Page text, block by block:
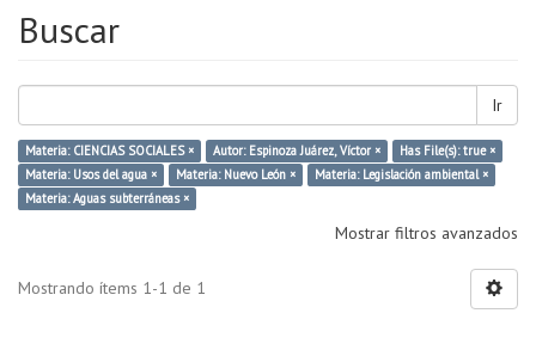
Buscar
Ir
Materia: CIENCIAS SOCIALES × Autor: Espinoza Juárez, Víctor ×
Has File(s): true ×
Materia: Usos del agua ×
Materia: Nuevo León ×
Materia: Legislación ambiental ×
Materia: Aguas subterráneas ×
Mostrar filtros avanzados
Mostrando ítems 1-1 de 1